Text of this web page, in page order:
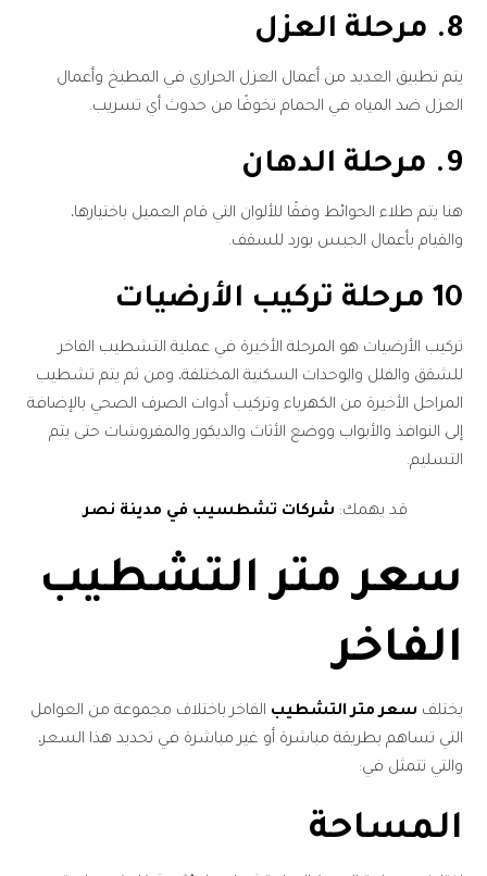
8. مرحلة العزل
يتم تطبيق العديد من أعمال العزل الحراري في المطبخ وأعمال
العزل ضد المياه في الحمام تخوفًا من حدوث أي تسريب.
9. مرحلة الدهان
هنا يتم طلاء الحوائط وفقًا للألوان التي قام العميل باختيارها،
والقيام بأعمال الجبس بورد للسقف.
10 مرحلة تركيب الأرضيات
تركيب الأرضيات هو المرحلة الأخيرة في عملية التشطيب الفاخر
للشقق والفلل والوحدات السكنية المختلفة، ومن ثم يتم تشطيب
المراحل الأخيرة من الكهرباء وتركيب أدوات الصرف الصحي بالإضافة
إلى النوافذ والأبواب ووضع الأثاث والديكور والمفروشات حتى يتم
التسليم.
قد يهمك: شركات تشطسيب في مدينة نصر.
سعر متر التشطيب
الفاخر
يختلف سعر متر التشطيب الفاخر باختلاف مجموعة من العوامل
التي تساهم بطريقة مباشرة أو غير مباشرة في تحديد هذا السعر،
والتي تتمثل في:
المساحة